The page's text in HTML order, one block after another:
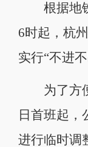
根据地铁
6时起，杭
实行“不进不
为了方便
日首班起，
进行临时